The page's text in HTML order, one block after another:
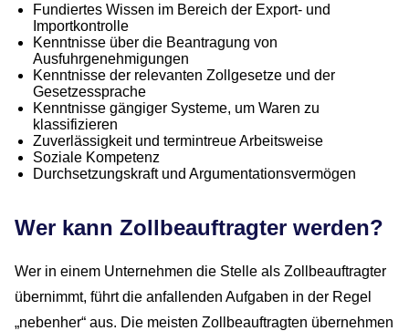
Fundiertes Wissen im Bereich der Export- und
Importkontrolle
Kenntnisse über die Beantragung von
Ausfuhrgenehmigungen
Kenntnisse der relevanten Zollgesetze und der
Gesetzessprache
Kenntnisse gängiger Systeme, um Waren zu
klassifizieren
Zuverlässigkeit und termintreue Arbeitsweise
Soziale Kompetenz
Durchsetzungskraft und Argumentationsvermögen
Wer kann Zollbeauftragter werden?
Wer in einem Unternehmen die Stelle als Zollbeauftragter
übernimmt, führt die anfallenden Aufgaben in der Regel
„nebenher“ aus. Die meisten Zollbeauftragten übernehmen